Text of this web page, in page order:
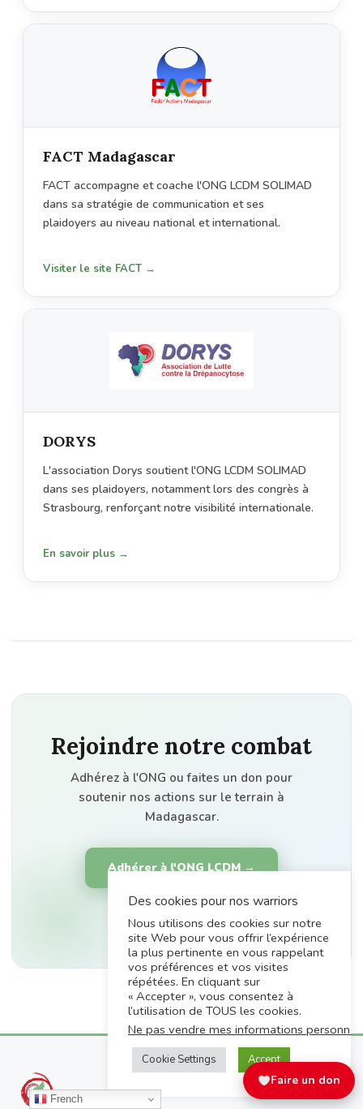
FACT Madagascar
FACT accompagne et coache l'ONG LCDM SOLIMAD
dans sa stratégie de communication et ses
plaidoyers au niveau national et international.
Visiter le site FACT →
DORYS
L'association Dorys soutient l'ONG LCDM SOLIMAD
dans ses plaidoyers, notamment lors des congrès à
Strasbourg, renforçant notre visibilité internationale.
En savoir plus →
Rejoindre notre combat
Adhérez à l'ONG ou faites un don pour
soutenir nos actions sur le terrain à
Madagascar.
Adhérer à l'ONG LCDM →
Faire un don
LCDMSOLIMAD
Des cookies pour nos warriors
Nous utilisons des cookies sur notre
site Web pour vous offrir l’expérience
la plus pertinente en vous rappelant
vos préférences et vos visites
répétées. En cliquant sur
« Accepter », vous consentez à
l’utilisation de TOUS les cookies.
Ne pas vendre mes informations
Cookie Settings Accept
French
Faire un don